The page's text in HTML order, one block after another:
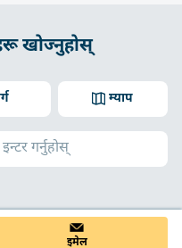
खोज्नुहोस्
म्याप
इमेल